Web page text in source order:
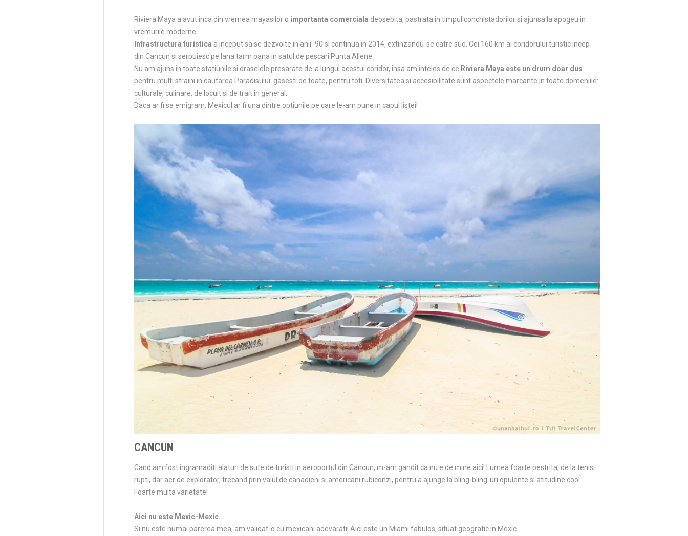
Riviera Maya a avut inca din vremea mayasilor o importanta comerciala deosebita, pastrata in timpul conchistadorilor si ajunsa la apogeu in
vremurile moderne.
Infrastructura turistica a inceput sa se dezvolte in anii `90 si continua in 2014, extinzandu-se catre sud. Cei 160 km ai coridorului turistic incep
din Cancun si serpuiesc pe lana tarm pana in satul de pescari Punta Allene.
Nu am ajuns in toate statiunile si oraselele presarate de-a lungul acestui coridor, insa am inteles de ce Riviera Maya este un drum doar dus
pentru multi straini in cautarea Paradisului: gasesti de toate, pentru toti. Diversitatea si accesibilitate sunt aspectele marcante in toate domeniile:
culturale, culinare, de locuit si de trait in general.
Daca ar fi sa emigram, Mexicul ar fi una dintre optiunile pe care le-am pune in capul listei!
CANCUN
Cand am fost ingramaditi alaturi de sute de turisti in aeroportul din Cancun, m-am gandit ca nu e de mine aici! Lumea foarte pestrita, de la tenisi
rupti, dar aer de explorator, trecand prin valul de canadieni si americani rubiconzi, pentru a ajunge la bling-bling-uri opulente si atitudine cool.
Foarte multa varietate!
Aici nu este Mexic-Mexic.
Si nu este numai parerea mea, am validat-o cu mexicani adevarati! Aici este un Miami fabulos, situat geografic in Mexic.